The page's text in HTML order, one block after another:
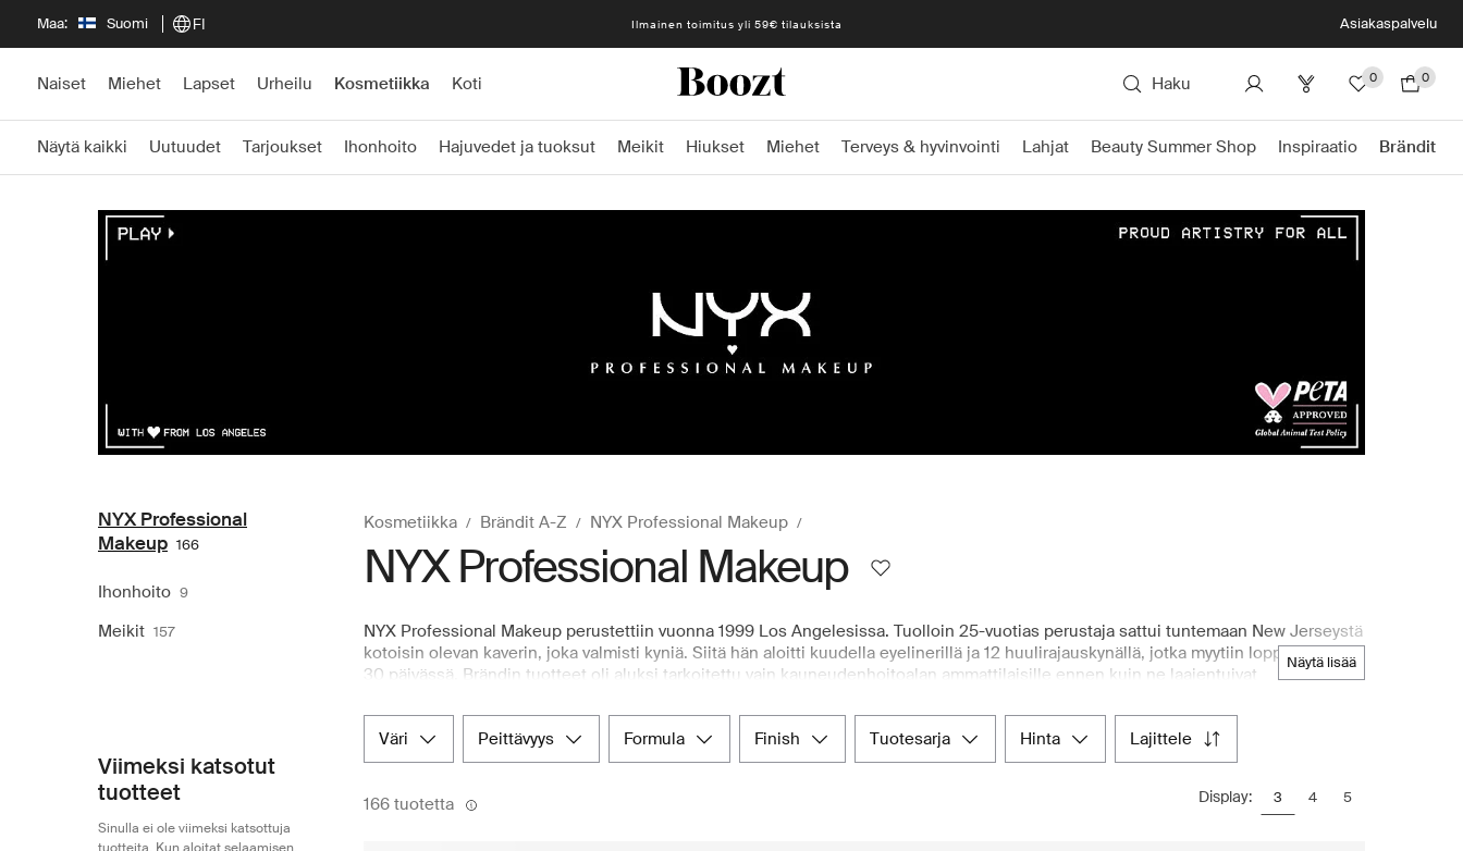
Maa: Suomi FI Ilmainen toimitus yli 59€ tilauksista Asiakaspalvelu
Naiset Miehet Lapset Urheilu Kosmetiikka Koti Haku 0 0
Näytä kaikki Uutuudet Tarjoukset Ihonhoito Hajuvedet ja tuoksut Meikit Hiukset Miehet Terveys & hyvinvointi Lahjat Beauty Summer Shop Inspiraatio Brändit
NYX Professional
Makeup 166
Ihonhoito 9
Meikit 157
Viimeksi katsotut
tuotteet
Sinulla ei ole viimeksi katsottuja
Kosmetiikka Brändit A-Z NYX Professional Makeup
NYX Professional Makeup
näytä lisää
NYX Professional Makeup perustettiin vuonna 1999 Los Angelesissa. Tuolloin 25-vuotias perustaja sattui tuntemaan New Jerseystä
kotoisin olevan kaverin, joka valmisti kyniä. Siitä hän aloitti kuudella eyelinerillä ja 12 huulirajauskynällä, jotka myytiin loppuun alle
30 päivässä. Brändin tuotteet oli aluksi tarkoitettu vain kauneudenhoitoalan ammattilaisille ennen kuin ne laajentuivat
myydyintä huulivoidetta, pitkäkestoisia kulmaliimoja sekä erilaisilla pohjustus- ja meikkivoiteilla, jotka sopivat kaikille ihotyypeille.
Voit tutustua laajaan NYX Professional Makeup-valikoimaan osoitteessa Boozt.com. Tämä pohjoismainen verkkotavaratalo tarjoaa
laajan valikoiman räätälöityjä tuotteita ja saumattoman ostokokemuksen, mikä tekee siitä parhaan alustan, kun haluat hemmotella
väri peittävyys formula finish tuotesarja hinta lajittele
166 tuotetta Display: 3 4 5